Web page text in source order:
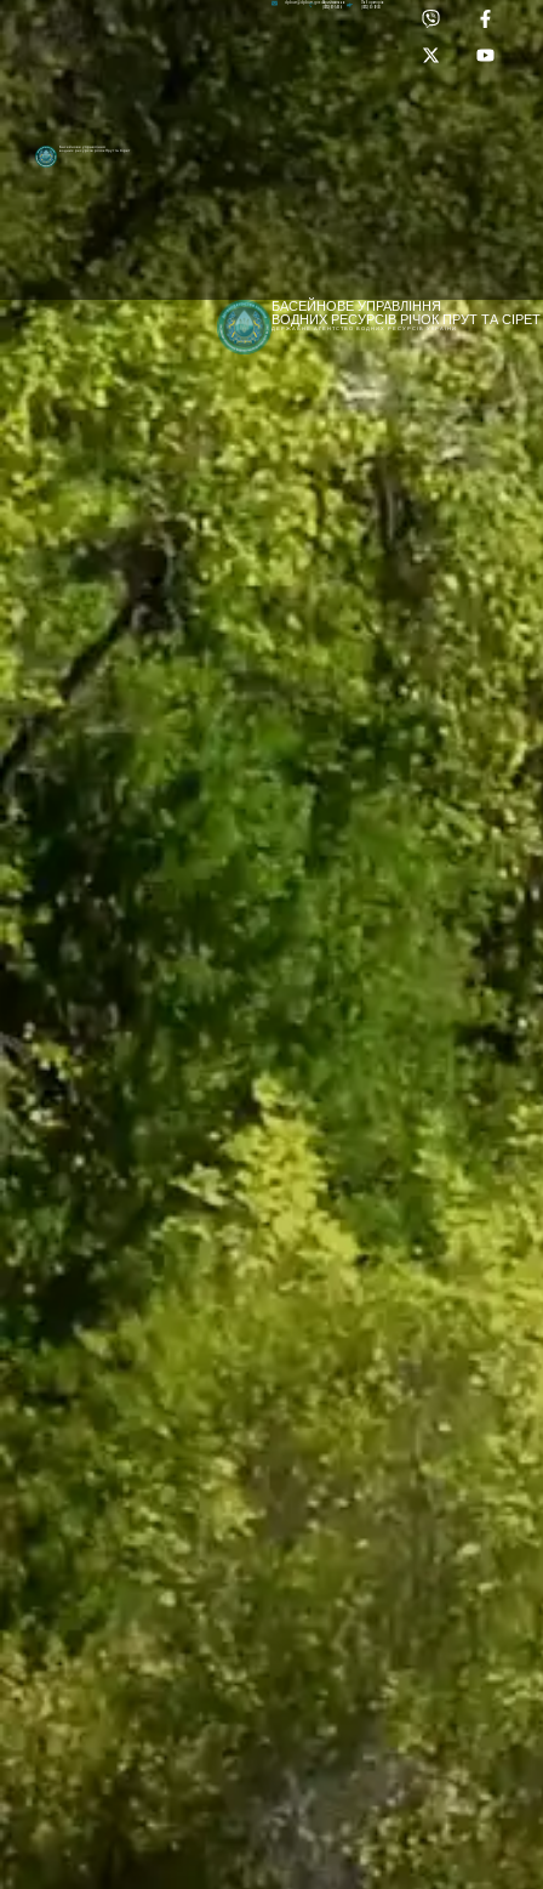
[newyear_garland]
Басейнове управління
водних ресурсів річок Прут та Сірет
Лабораторія:
(0372) 53-92-00
dpbuvr@dpbuvr.gov.uaПриймальня:
(0372) 51-14-56
БАСЕЙНОВЕ УПРАВЛІННЯ
ВОДНИХ РЕСУРСІВ РІЧОК ПРУТ ТА СІРЕТ
ДЕРЖАВНЕ АГЕНТСТВО ВОДНИХ РЕСУРСІВ УКРАЇНИ